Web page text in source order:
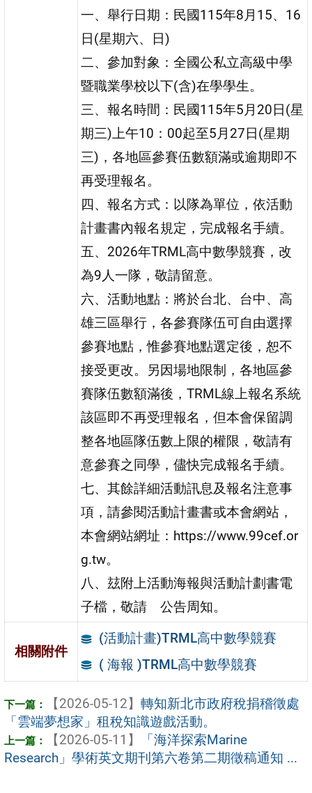
一、舉行日期：民國115年8月15、16
日(星期六、日)
二、參加對象：全國公私立高級中學
暨職業學校以下(含)在學學生。
三、報名時間：民國115年5月20日(星
期三)上午10：00起至5月27日(星期
三)，各地區參賽伍數額滿或逾期即不
再受理報名。
四、報名方式：以隊為單位，依活動
計畫書內報名規定，完成報名手續。
五、2026年TRML高中數學競賽，改
為9人一隊，敬請留意。
六、活動地點：將於台北、台中、高
雄三區舉行，各參賽隊伍可自由選擇
參賽地點，惟參賽地點選定後，恕不
接受更改。另因場地限制，各地區參
賽隊伍數額滿後，TRML線上報名系統
該區即不再受理報名，但本會保留調
整各地區隊伍數上限的權限，敬請有
意參賽之同學，儘快完成報名手續。
七、其餘詳細活動訊息及報名注意事
項，請參閱活動計畫書或本會網站，
本會網站網址：https://www.99cef.or
g.tw。
八、玆附上活動海報與活動計劃書電
子檔，敬請 公告周知。
相關附件
(活動計畫)TRML高中數學競賽
( 海報 )TRML高中數學競賽
【2026-05-12】 轉知新北市政府稅捐稽徵處
「雲端夢想家」租稅知識遊戲活動。
【2026-05-11】
「海洋探索Marine
Research」學術英文期刊第六卷第二期徵稿通知 ...